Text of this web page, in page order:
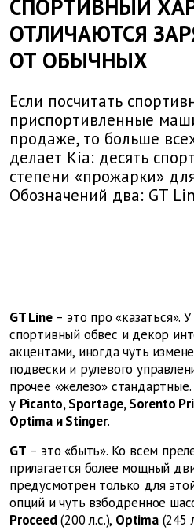
СПОРТИВНЫЙ
ОТЛИЧАЮТСЯ
ОТ ОБЫЧНЫХ
Если посчитать
приспортивленные
продаже, то больше
делает Kia: десять
степени «прожарки»
Обозначений два: GT
GT Line– это про «казаться».
спортивный обвес и декор
акцентами, иногда чуть
подвески и рулевого
прочее «железо»
у Picanto, Sportage, Sorento
Optima и Stinger.
GT – это «быть». Ко всем
прилагается более мощный
предусмотрен только для
опций и чуть взбодренное
Proceed(200 л.с.), Optima(245